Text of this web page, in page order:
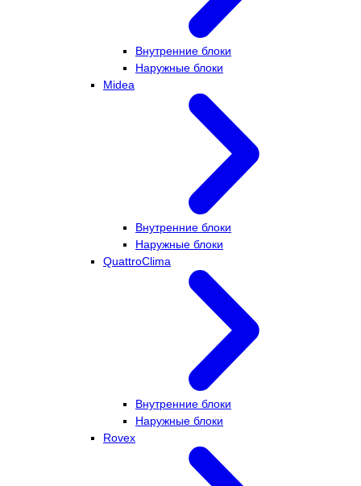
Внутренние блоки
Наружные блоки
Midea
Внутренние блоки
Наружные блоки
QuattroClima
Внутренние блоки
Наружные блоки
Rovex